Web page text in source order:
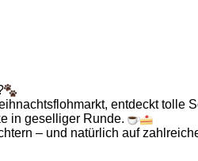
entdeckt tolle
in geselliger Runde.
– und natürlich auf